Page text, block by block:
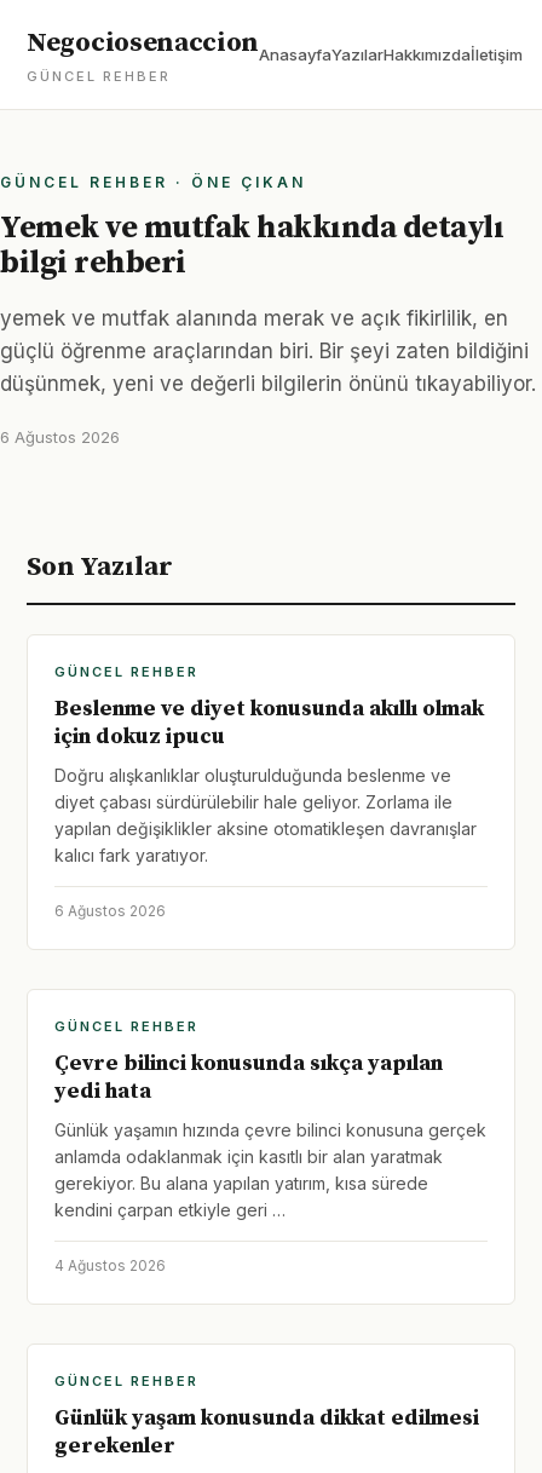
Negociosenaccion
GÜNCEL REHBER
AnasayfaYazılarHakkımızdaİletişim
GÜNCEL REHBER · ÖNE ÇIKAN
Yemek ve mutfak hakkında detaylı
bilgi rehberi
yemek ve mutfak alanında merak ve açık fikirlilik, en
güçlü öğrenme araçlarından biri. Bir şeyi zaten bildiğini
düşünmek, yeni ve değerli bilgilerin önünü tıkayabiliyor.
6 Ağustos 2026
Son Yazılar
GÜNCEL REHBER
Beslenme ve diyet konusunda akıllı olmak
için dokuz ipucu
Doğru alışkanlıklar oluşturulduğunda beslenme ve
diyet çabası sürdürülebilir hale geliyor. Zorlama ile
yapılan değişiklikler aksine otomatikleşen davranışlar
kalıcı fark yaratıyor.
6 Ağustos 2026
GÜNCEL REHBER
Çevre bilinci konusunda sıkça yapılan
yedi hata
Günlük yaşamın hızında çevre bilinci konusuna gerçek
anlamda odaklanmak için kasıtlı bir alan yaratmak
gerekiyor. Bu alana yapılan yatırım, kısa sürede
kendini çarpan etkiyle geri …
4 Ağustos 2026
GÜNCEL REHBER
Günlük yaşam konusunda dikkat edilmesi
gerekenler